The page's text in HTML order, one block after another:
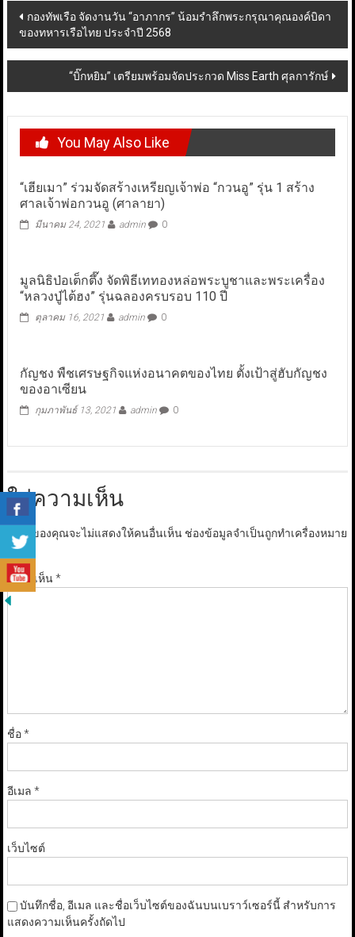
Post
navigation
กองทัพเรือ จัดงานวัน “อาภากร” น้อมรำลึกพระกรุณาคุณองค์บิดา
ของทหารเรือไทย ประจำปี 2568
“บิ๊กหยิม”​ เตรียมพร้อมจัดประกวด​ Miss Earth ศุลการักษ์
You May Also Like
“เฮียเมา” ร่วมจัดสร้างเหรียญเจ้าพ่อ “กวนอู” รุ่น 1 สร้าง
ศาลเจ้าพ่อกวนอู (ศาลายา)
มีนาคม 24, 2021 admin 0
มูลนิธิป่อเต็กตึ๊ง จัดพิธีเททองหล่อพระบูชาและพระเครื่อง
“หลวงปู่ไต้ฮง” รุ่นฉลองครบรอบ 110 ปี
ตุลาคม 16, 2021 admin 0
กัญชง พืชเศรษฐกิจแห่งอนาคตของไทย ตั้งเป้าสู่ฮับกัญชง
ของอาเซียน
กุมภาพันธ์ 13, 2021 admin 0
ใส่ความเห็น
อีเมลของคุณจะไม่แสดงให้คนอื่นเห็น ช่องข้อมูลจำเป็นถูกทำเครื่องหมาย
*
ความเห็น*
ชื่อ*
อีเมล *
เว็บไซต์
บันทึกชื่อ, อีเมล และชื่อเว็บไซต์ของฉันบนเบราว์เซอร์นี้ สำหรับการ
แสดงความเห็นครั้งถัดไป